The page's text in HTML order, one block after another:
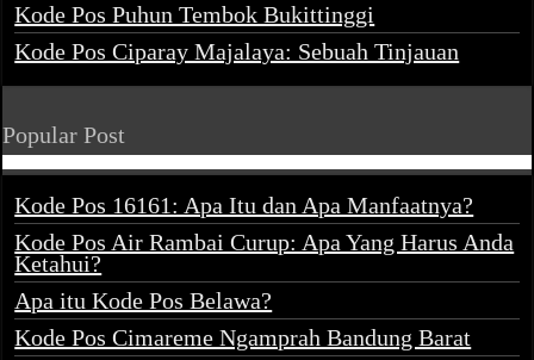
Kode Pos Puhun Tembok Bukittinggi
Kode Pos Ciparay Majalaya: Sebuah Tinjauan
Popular Post
Kode Pos 16161: Apa Itu dan Apa Manfaatnya?
Kode Pos Air Rambai Curup: Apa Yang Harus Anda
Ketahui?
Apa itu Kode Pos Belawa?
Kode Pos Cimareme Ngamprah Bandung Barat